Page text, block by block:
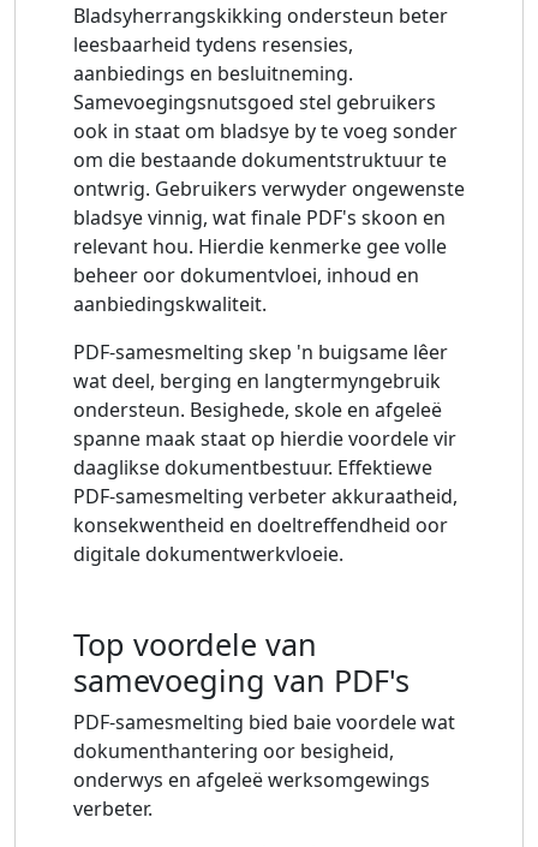
Bladsyherrangskikking ondersteun beter
leesbaarheid tydens resensies,
aanbiedings en besluitneming.
Samevoegingsnutsgoed stel gebruikers
ook in staat om bladsye by te voeg sonder
om die bestaande dokumentstruktuur te
ontwrig. Gebruikers verwyder ongewenste
bladsye vinnig, wat finale PDF's skoon en
relevant hou. Hierdie kenmerke gee volle
beheer oor dokumentvloei, inhoud en
aanbiedingskwaliteit.
PDF-samesmelting skep 'n buigsame lêer
wat deel, berging en langtermyngebruik
ondersteun. Besighede, skole en afgeleë
spanne maak staat op hierdie voordele vir
daaglikse dokumentbestuur. Effektiewe
PDF-samesmelting verbeter akkuraatheid,
konsekwentheid en doeltreffendheid oor
digitale dokumentwerkvloeie.
Top voordele van
samevoeging van PDF's
PDF-samesmelting bied baie voordele wat
dokumenthantering oor besigheid,
onderwys en afgeleë werksomgewings
verbeter.